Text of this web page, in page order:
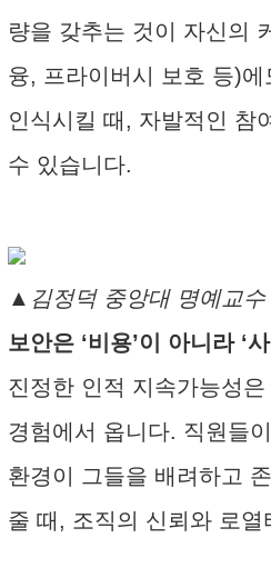
량을 갖추는 것이 자신의
융, 프라이버시 보호 등)
인식시킬 때, 자발적인 참
수 있습니다.
▲김정덕 중앙대 명예교수
보안은 ‘비용’이 아니라 ‘
진정한 인적 지속가능성
경험에서 옵니다. 직원들
환경이 그들을 배려하고
줄 때, 조직의 신뢰와 로열